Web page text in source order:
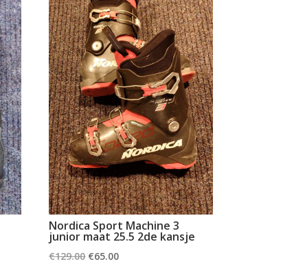
Nordica Sport Machine 3
junior maat 25.5 2de kansje
€129.00 Oorspronkelijke
€65.00Huidige